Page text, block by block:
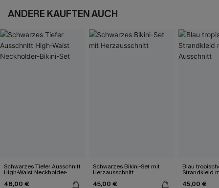
ANDERE KAUFTEN AUCH
Schwarzes Tiefer Ausschnitt
High-Waist Neckholder-
Bikini-Set
48,00 €
Schwarzes Bikini-Set mit
Herzausschnitt
45,00 €
Blau
Strandkleid
45,00 €